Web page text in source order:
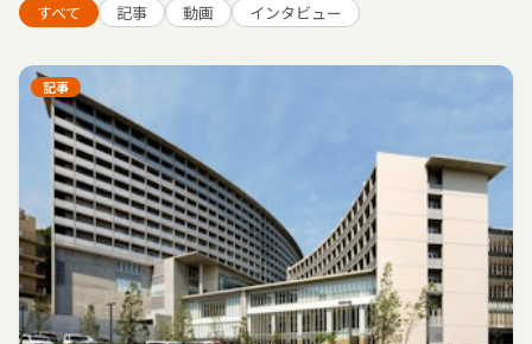
すべて 記事 動画 インタビュー
記事